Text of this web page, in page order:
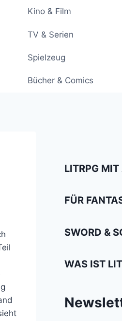
Kino & Film
TV & Serien
Spielzeug
Bücher & Comics
LITRPG
FÜR
SWORD &
WAS IST